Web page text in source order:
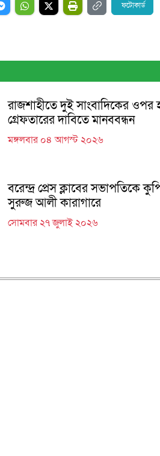
ফটোকার্ড
রাজশাহীতে দুই সাংবাদিকের ওপর
গ্রেফতারের দাবিতে মানববন্ধন
মঙ্গলবার ০৪ আগস্ট ২০২৬
বরেন্দ্র প্রেস ক্লাবের সভাপতিকে
সুরুজ আলী কারাগারে
সোমবার ২৭ জুলাই ২০২৬